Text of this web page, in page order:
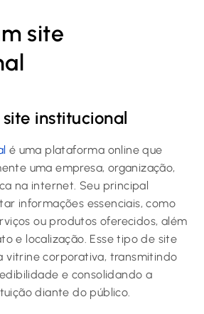
site
institucional
é uma plataforma online que
uma empresa, organização,
na internet. Seu principal
informações essenciais, como
ou produtos oferecidos, além
e localização. Esse tipo de site
vitrine corporativa, transmitindo
e consolidando a
diante do público.